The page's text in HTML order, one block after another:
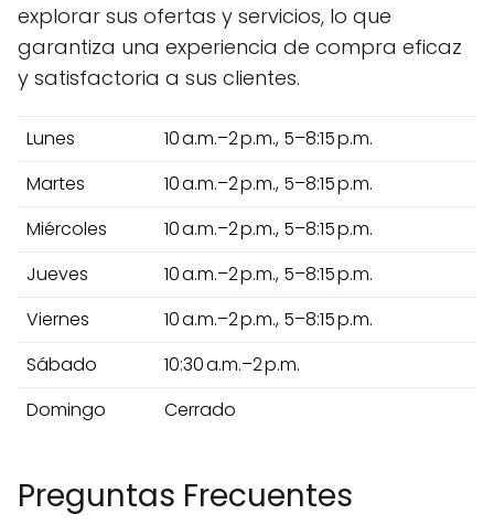
explorar sus ofertas y servicios, lo que
garantiza una experiencia de compra eficaz
y satisfactoria a sus clientes.
Lunes
10 a.m.–2 p.m., 5–8:15 p.m.
Martes
10 a.m.–2 p.m., 5–8:15 p.m.
Miércoles
10 a.m.–2 p.m., 5–8:15 p.m.
Jueves
10 a.m.–2 p.m., 5–8:15 p.m.
Viernes
10 a.m.–2 p.m., 5–8:15 p.m.
Sábado
10:30 a.m.–2 p.m.
Domingo
Cerrado
Preguntas Frecuentes